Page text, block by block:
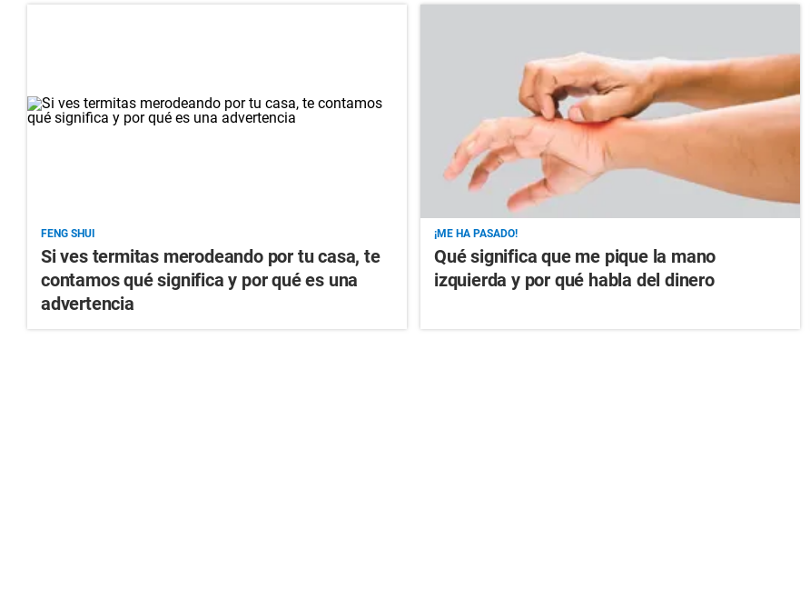
FENG SHUI
Si ves termitas merodeando por tu casa, te
contamos qué significa y por qué es una
advertencia
¡ME HA PASADO!
Qué significa que me pique la mano
izquierda y por qué habla del dinero